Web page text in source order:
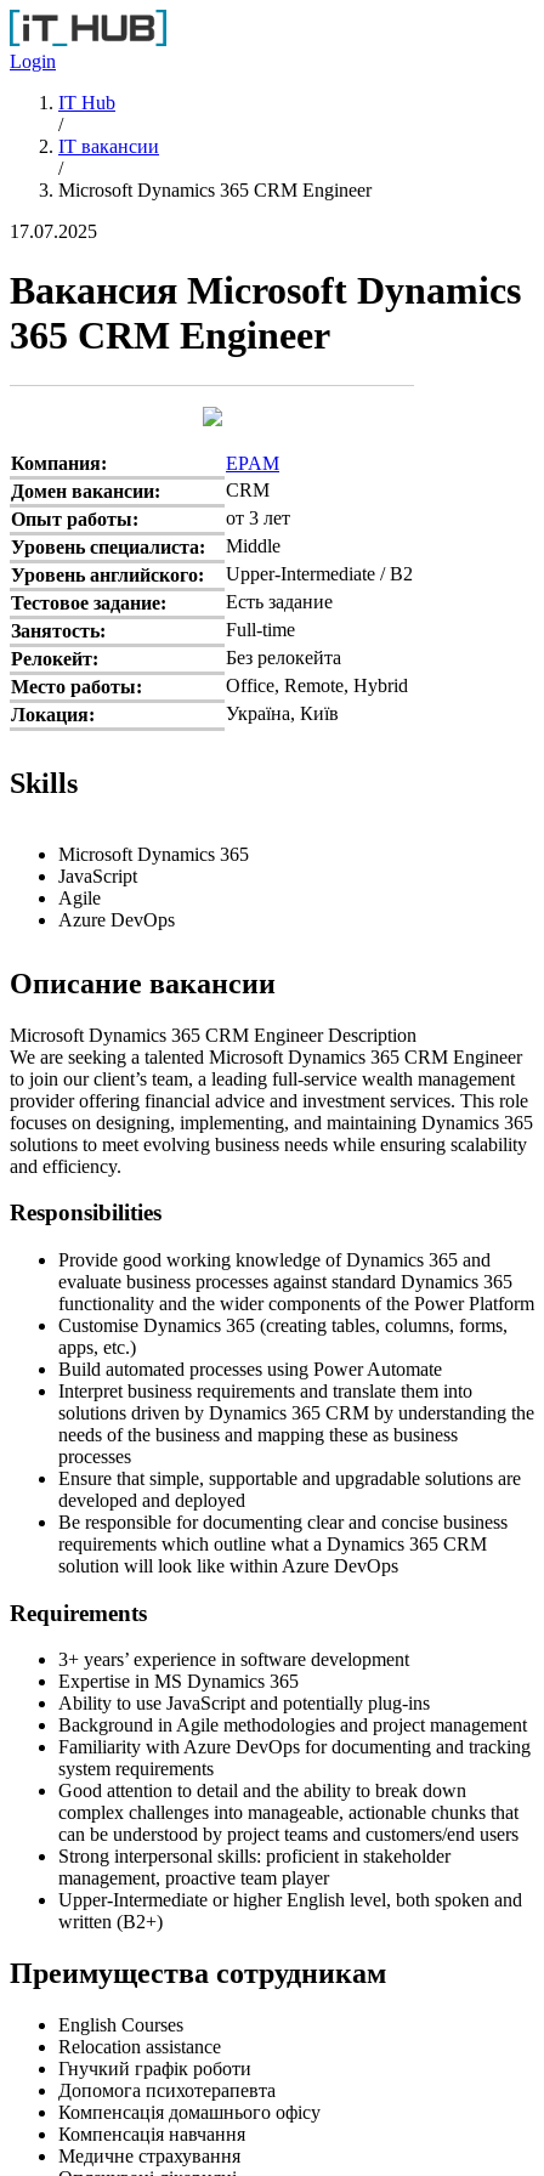
Перейти к основному содержанию
Login
IT Hub
/
IT вакансии
/
Microsoft Dynamics 365 CRM Engineer
17.07.2025
Вакансия Microsoft Dynamics
365 CRM Engineer
Компания:
EPAM
Домен вакансии:
CRM
Опыт работы:
от 3 лет
Уровень специалиста:
Middle
Уровень английского:
Upper-Intermediate / B2
Тестовое задание:
Есть задание
Занятость:
Full-time
Релокейт:
Без релокейта
Место работы:
Office, Remote, Hybrid
Локация:
Україна, Київ
Skills
Microsoft Dynamics 365
JavaScript
Agile
Azure DevOps
Описание вакансии
Microsoft Dynamics 365 CRM Engineer Description
We are seeking a talented Microsoft Dynamics 365 CRM Engineer
to join our client’s team, a leading full-service wealth management
provider offering financial advice and investment services. This role
focuses on designing, implementing, and maintaining Dynamics 365
solutions to meet evolving business needs while ensuring scalability
and efficiency.
Responsibilities
Provide good working knowledge of Dynamics 365 and
evaluate business processes against standard Dynamics 365
functionality and the wider components of the Power Platform
Customise Dynamics 365 (creating tables, columns, forms,
apps, etc.)
Build automated processes using Power Automate
Interpret business requirements and translate them into
solutions driven by Dynamics 365 CRM by understanding the
needs of the business and mapping these as business
processes
Ensure that simple, supportable and upgradable solutions are
developed and deployed
Be responsible for documenting clear and concise business
requirements which outline what a Dynamics 365 CRM
solution will look like within Azure DevOps
Requirements
3+ years’ experience in software development
Expertise in MS Dynamics 365
Ability to use JavaScript and potentially plug-ins
Background in Agile methodologies and project management
Familiarity with Azure DevOps for documenting and tracking
system requirements
Good attention to detail and the ability to break down
complex challenges into manageable, actionable chunks that
can be understood by project teams and customers/end users
Strong interpersonal skills: proficient in stakeholder
management, proactive team player
Upper-Intermediate or higher English level, both spoken and
written (B2+)
Преимущества сотрудникам
English Courses
Relocation assistance
Гнучкий графік роботи
Допомога психотерапевта
Компенсація домашнього офісу
Компенсація навчання
Медичне страхування